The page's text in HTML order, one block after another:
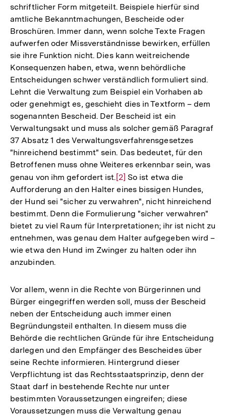
schriftlicher Form mitgeteilt. Beispiele hierfür sind
amtliche Bekanntmachungen, Bescheide oder
Broschüren. Immer dann, wenn solche Texte Fragen
aufwerfen oder Missverständnisse bewirken, erfüllen
sie ihre Funktion nicht. Dies kann weitreichende
Konsequenzen haben, etwa, wenn behördliche
Entscheidungen schwer verständlich formuliert sind.
Lehnt die Verwaltung zum Beispiel ein Vorhaben ab
oder genehmigt es, geschieht dies in Textform – dem
sogenannten Bescheid. Der Bescheid ist ein
Verwaltungsakt und muss als solcher gemäß Paragraf
37 Absatz 1 des Verwaltungsverfahrensgesetzes
"hinreichend bestimmt" sein. Das bedeutet, für den
Betroffenen muss ohne Weiteres erkennbar sein, was
genau von ihm gefordert ist. Zur
Auflösung
der
Fußnote
[2] So ist etwa die
Aufforderung an den Halter eines bissigen Hundes,
der Hund sei "sicher zu verwahren", nicht hinreichend
bestimmt. Denn die Formulierung "sicher verwahren"
bietet zu viel Raum für Interpretationen; ihr ist nicht zu
entnehmen, was genau dem Halter aufgegeben wird –
wie etwa den Hund im Zwinger zu halten oder ihn
anzubinden.
Vor allem, wenn in die Rechte von Bürgerinnen und
Bürger eingegriffen werden soll, muss der Bescheid
neben der Entscheidung auch immer einen
Begründungsteil enthalten. In diesem muss die
Behörde die rechtlichen Gründe für ihre Entscheidung
darlegen und den Empfänger des Bescheides über
seine Rechte informieren. Hintergrund dieser
Verpflichtung ist das Rechtsstaatsprinzip, denn der
Staat darf in bestehende Rechte nur unter
bestimmten Voraussetzungen eingreifen; diese
Voraussetzungen muss die Verwaltung genau